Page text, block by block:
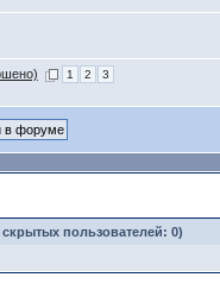
1 2 3
пользователей: 0)